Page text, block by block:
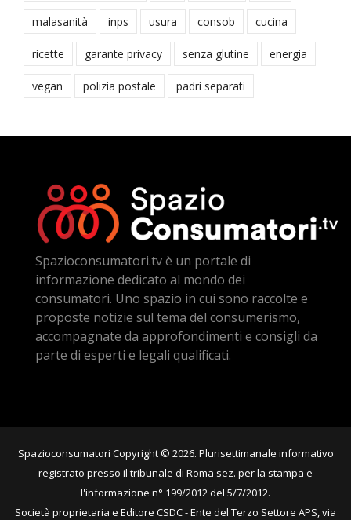
malasanità inps usura consob cucina
ricette garante privacy senza glutine energia
vegan polizia postale padri separati
Spazioconsumatori.tv è un portale di
informazione dedicato al mondo dei
consumatori. Uno spazio in cui sono raccolte e
proposte notizie sul tema del consumerismo,
accompagnate da approfondimenti e consigli da
parte di esperti e legali qualificati.
Spazioconsumatori Copyright © 2026. Plurisettimanale informativo
registrato presso il tribunale di Roma sez. per la stampa e
l'informazione n° 199/2012 del 5/7/2012.
Società proprietaria e Editore CSDC - Ente del Terzo Settore APS, via